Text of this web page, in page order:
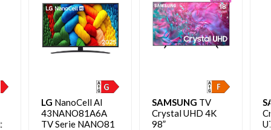
LG NanoCell AI
43NANO81A6A
TV Serie NANO81
SAMSUNG TV
Crystal UHD 4K
98”